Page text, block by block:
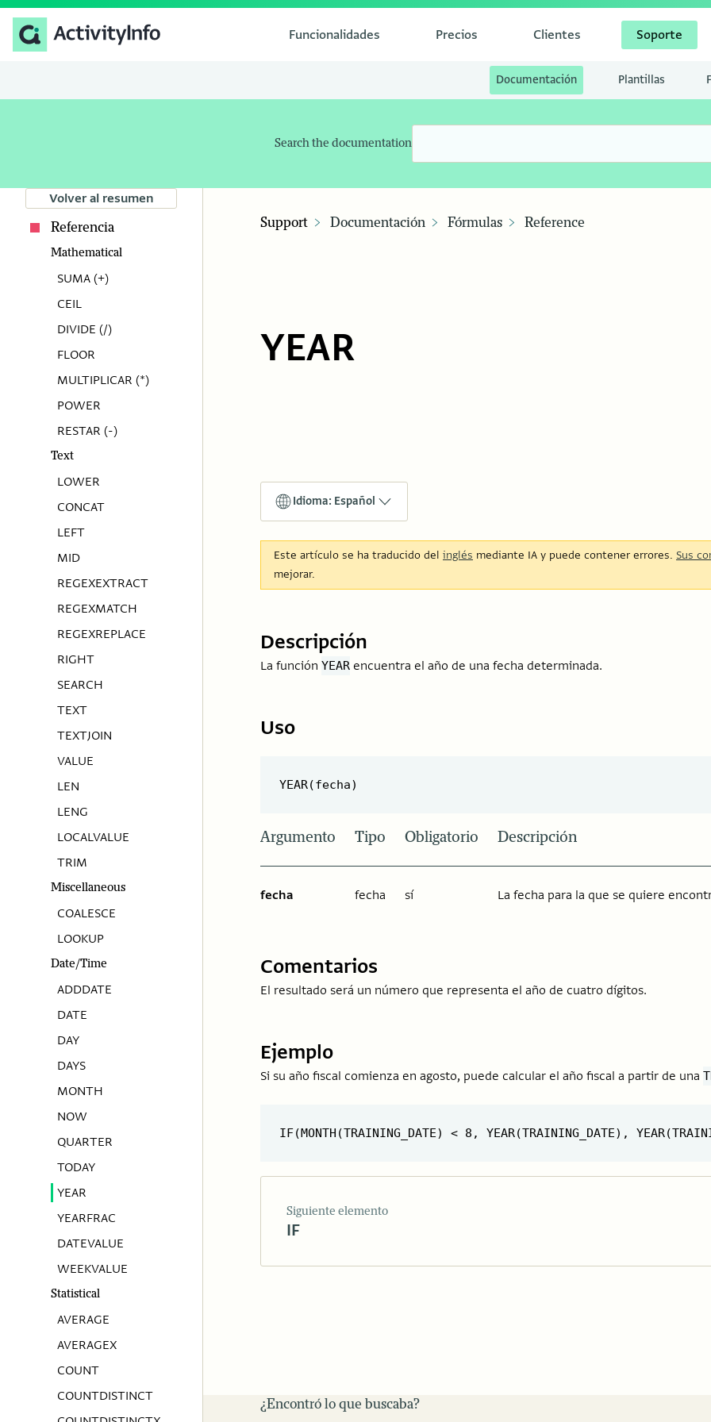
Funcionalidades Precios Clientes Soporte
Documentación Plantillas
Search the documentation
Volver al resumen
Referencia
Mathematical
SUMA (+)
CEIL
DIVIDE (/)
FLOOR
MULTIPLICAR (*)
POWER
RESTAR (-)
Text
LOWER
CONCAT
LEFT
MID
REGEXEXTRACT
REGEXMATCH
REGEXREPLACE
RIGHT
SEARCH
TEXT
TEXTJOIN
VALUE
LEN
LENG
LOCALVALUE
TRIM
Miscellaneous
COALESCE
LOOKUP
Date/Time
ADDDATE
DATE
DAY
DAYS
MONTH
NOW
QUARTER
TODAY
YEAR
YEARFRAC
DATEVALUE
WEEKVALUE
Statistical
AVERAGE
AVERAGEX
COUNT
COUNTDISTINCT
Support Documentación Fórmulas Reference
YEAR
Idioma: Español
Este artículo se ha traducido del inglés mediante IA y puede contener errores. Sus
mejorar.
Descripción
La función YEAR encuentra el año de una fecha determinada.
Uso
Argumento Tipo Obligatorio Descripción
fecha fecha sí La fecha para la que se quiere
Comentarios
El resultado será un número que representa el año de cuatro dígitos.
Ejemplo
Si su año fiscal comienza en agosto, puede calcular el año fiscal a partir de una
Siguiente elemento
IF
¿Encontró lo que buscaba?